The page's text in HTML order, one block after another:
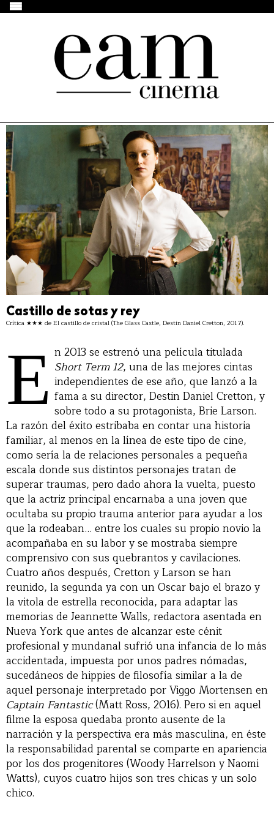
Castillo de sotas y rey
Crítica ★★★ de El castillo de cristal (The Glass Castle, Destin Daniel Cretton, 2017).
E n 2013 se estrenó una película titulada
Short Term 12, una de las mejores cintas
independientes de ese año, que lanzó a la
fama a su director, Destin Daniel Cretton, y
sobre todo a su protagonista, Brie Larson.
La razón del éxito estribaba en contar una historia
familiar, al menos en la línea de este tipo de cine,
como sería la de relaciones personales a pequeña
escala donde sus distintos personajes tratan de
superar traumas, pero dado ahora la vuelta, puesto
que la actriz principal encarnaba a una joven que
ocultaba su propio trauma anterior para ayudar a los
que la rodeaban… entre los cuales su propio novio la
acompañaba en su labor y se mostraba siempre
comprensivo con sus quebrantos y cavilaciones.
Cuatro años después, Cretton y Larson se han
reunido, la segunda ya con un Oscar bajo el brazo y
la vitola de estrella reconocida, para adaptar las
memorias de Jeannette Walls, redactora asentada en
Nueva York que antes de alcanzar este cénit
profesional y mundanal sufrió una infancia de lo más
accidentada, impuesta por unos padres nómadas,
sucedáneos de hippies de filosofía similar a la de
aquel personaje interpretado por Viggo Mortensen en
Captain Fantastic(Matt Ross, 2016). Pero si en aquel
filme la esposa quedaba pronto ausente de la
narración y la perspectiva era más masculina, en éste
la responsabilidad parental se comparte en apariencia
por los dos progenitores (Woody Harrelson y Naomi
Watts), cuyos cuatro hijos son tres chicas y un solo
chico.